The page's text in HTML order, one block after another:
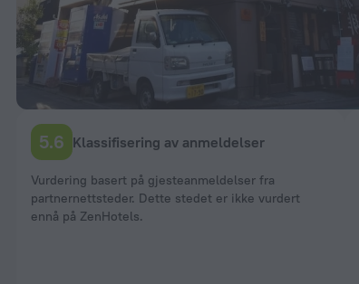
5.6 Klassifisering av anmeldelser
Vurdering basert på gjesteanmeldelser fra
partnernettsteder. Dette stedet er ikke vurdert
ennå på ZenHotels.